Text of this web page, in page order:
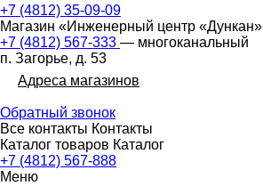
+7 (4812) 35-09-09
Магазин «Инженерный центр «Дункан»
+7 (4812) 567-333 — многоканальный
п. Загорье, д. 53
Адреса магазинов
Обратный звонок
Все контакты Контакты
Каталог товаров Каталог
+7 (4812) 567-888
Меню